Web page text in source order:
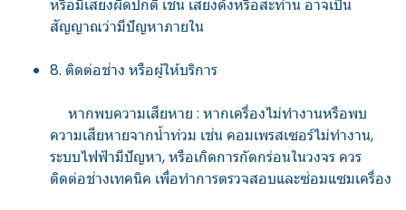
หรือมีเสียงผิดปกติ เช่น เสียงดังหรือสะท้าน อาจเป็น
สัญญาณว่ามีปัญหาภายใน
8. ติดต่อช่าง หรือผู้ให้บริการ
หากพบความเสียหาย : หากเครื่องไม่ทำงานหรือพบ
ความเสียหายจากน้ำท่วม เช่น คอมเพรสเซอร์ไม่ทำงาน,
ระบบไฟฟ้ามีปัญหา, หรือเกิดการกัดกร่อนในวงจร ควร
ติดต่อช่างเทคนิค เพื่อทำการตรวจสอบและซ่อมแซมเครื่อง